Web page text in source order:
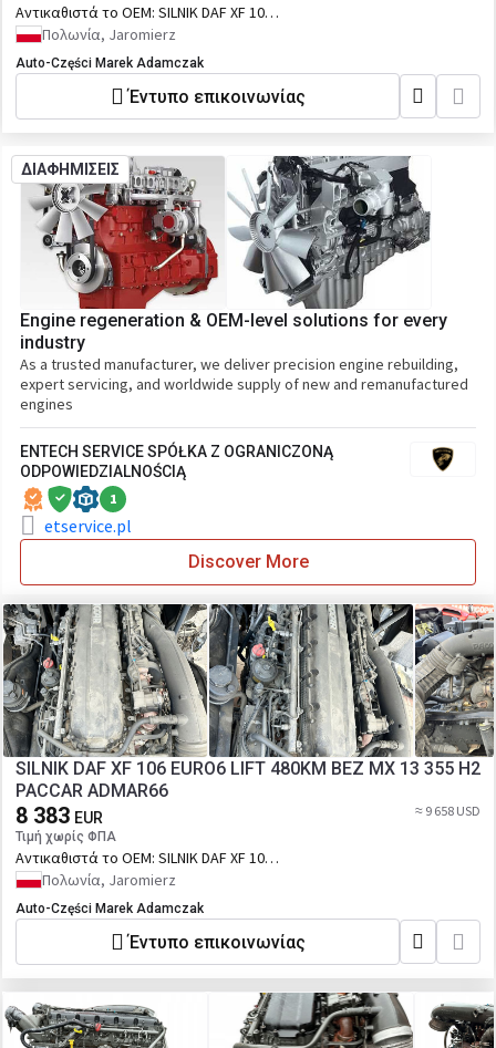
Αντικαθιστά το OEM: SILNIK DAF XF 106
EURO6 LIFT 480KM BEZ MX 13 355 H2
PACCAR ADMAR66
Πολωνία, Jaromierz
Auto-Części Marek Adamczak
Έντυπο επικοινωνίας
ΔΙΑΦΗΜΙΣΕΙΣ
Engine regeneration & OEM-level solutions for every
industry
As a trusted manufacturer, we deliver precision engine rebuilding,
expert servicing, and worldwide supply of new and remanufactured
engines
ENTECH SERVICE SPÓŁKA Z OGRANICZONĄ
ODPOWIEDZIALNOŚCIĄ
1
etservice.pl
Discover More
SILNIK DAF XF 106 EURO6 LIFT 480KM BEZ MX 13 355 H2
PACCAR ADMAR66
8 383 EUR
Τιμή χωρίς ΦΠΑ
≈ 9 658 USD
Αντικαθιστά το OEM: SILNIK DAF XF 106
EURO6 LIFT 480KM BEZ MX 13 355 H2
PACCAR ADMAR66
Πολωνία, Jaromierz
Auto-Części Marek Adamczak
Έντυπο επικοινωνίας